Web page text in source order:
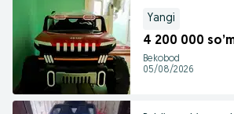
Yangi
4 200 000
Bekobod
05/08/2026